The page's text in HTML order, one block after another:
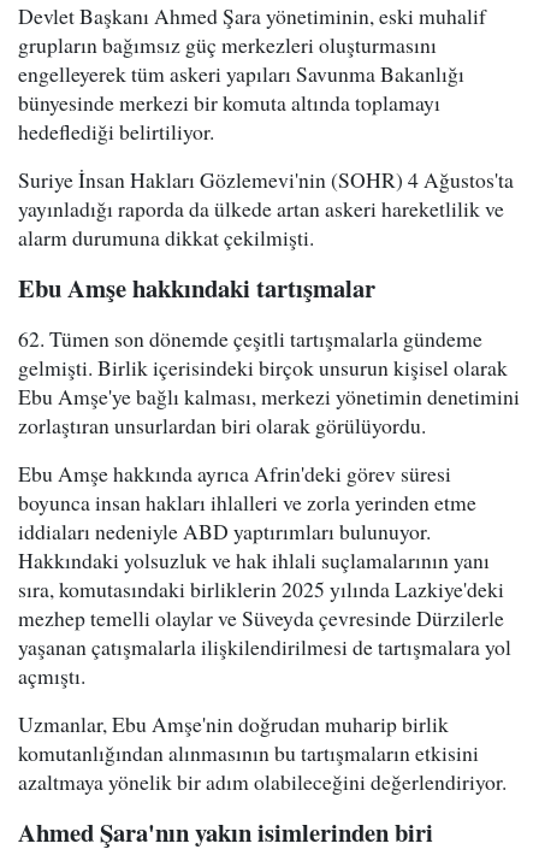
Devlet Başkanı Ahmed Şara yönetiminin, eski muhalif
grupların bağımsız güç merkezleri oluşturmasını
engelleyerek tüm askeri yapıları Savunma Bakanlığı
bünyesinde merkezi bir komuta altında toplamayı
hedeflediği belirtiliyor.
Suriye İnsan Hakları Gözlemevi'nin (SOHR) 4 Ağustos'ta
yayınladığı raporda da ülkede artan askeri hareketlilik ve
alarm durumuna dikkat çekilmişti.
Ebu Amşe hakkındaki tartışmalar
62. Tümen son dönemde çeşitli tartışmalarla gündeme
gelmişti. Birlik içerisindeki birçok unsurun kişisel olarak
Ebu Amşe'ye bağlı kalması, merkezi yönetimin denetimini
zorlaştıran unsurlardan biri olarak görülüyordu.
Ebu Amşe hakkında ayrıca Afrin'deki görev süresi
boyunca insan hakları ihlalleri ve zorla yerinden etme
iddiaları nedeniyle ABD yaptırımları bulunuyor.
Hakkındaki yolsuzluk ve hak ihlali suçlamalarının yanı
sıra, komutasındaki birliklerin 2025 yılında Lazkiye'deki
mezhep temelli olaylar ve Süveyda çevresinde Dürzilerle
yaşanan çatışmalarla ilişkilendirilmesi de tartışmalara yol
açmıştı.
Uzmanlar, Ebu Amşe'nin doğrudan muharip birlik
komutanlığından alınmasının bu tartışmaların etkisini
azaltmaya yönelik bir adım olabileceğini değerlendiriyor.
Ahmed Şara'nın yakın isimlerinden biri